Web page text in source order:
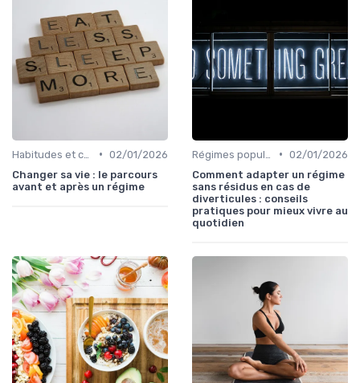
• 02/01/2026
Changer sa vie : le parcours
avant et après un régime
• 02/01/2026
Comment adapter un régime
sans résidus en cas de
diverticules : conseils
pratiques pour mieux vivre au
quotidien